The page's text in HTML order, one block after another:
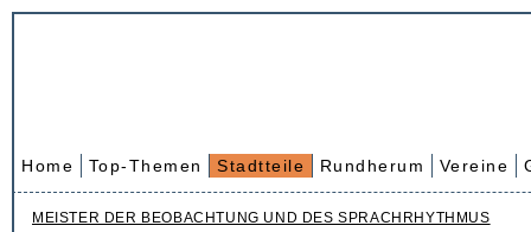
Home Top-Themen Stadtteile Rundherum Vereine
MEISTER DER BEOBACHTUNG UND DES SPRACHRHYTHMUS